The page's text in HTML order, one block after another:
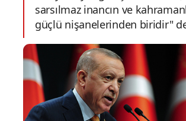
sarsılmaz inancın ve
güçlü nişanelerinden biridir"